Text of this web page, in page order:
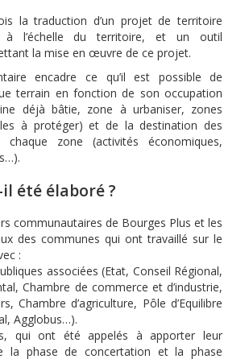
la traduction d’un projet de territoire
l’échelle du territoire, et un outil
la mise en œuvre de ce projet.
encadre ce qu’il est possible de
terrain en fonction de son occupation
déjà bâtie, zone à urbaniser, zones
à protéger) et de la destination des
chaque zone (activités économiques,
été élaboré ?
communautaires de Bourges Plus et les
des communes qui ont travaillé sur le
:
associées (Etat, Conseil Régional,
Chambre de commerce et d’industrie,
Chambre d’agriculture, Pôle d’Equilibre
Agglobus…).
ont été appelés à apporter leur
la phase de concertation et la phase